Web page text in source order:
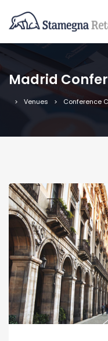
Madrid
Venues Conference